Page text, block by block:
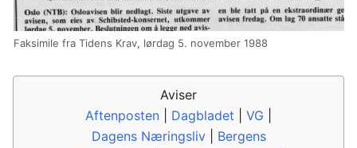
Faksimile fra Tidens Krav, lørdag 5. november 1988
Aviser
Aftenposten
Dagbladet VG
Dagens Næringsliv| Bergens